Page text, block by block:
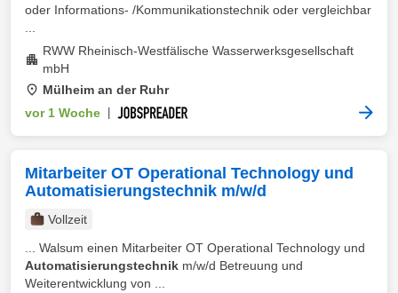
oder Informations- /Kommunikationstechnik oder vergleichbar
RWW Rheinisch-Westfälische Wasserwerksgesellschaft
mbH
Mülheim an der Ruhr
vor 1 Woche
Mitarbeiter OT Operational Technology und
Automatisierungstechnik m/w/d
Vollzeit
... Walsum einen Mitarbeiter OT Operational Technology und
Automatisierungstechnik m/w/d Betreuung und
Weiterentwicklung von ...